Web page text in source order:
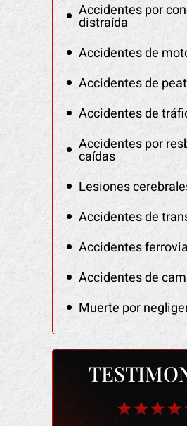
Accidentes por
distraída
Accidentes de
Accidentes de
Accidentes de
Accidentes por
caídas
Lesiones
Accidentes de
Accidentes
Accidentes de
Muerte por